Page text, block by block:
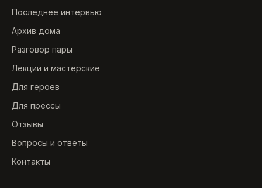
Последнее интервью
Архив дома
Разговор пары
Лекции и мастерские
Для героев
Для прессы
Отзывы
Вопросы и ответы
Контакты